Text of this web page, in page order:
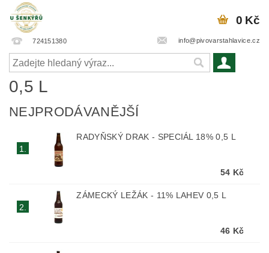
724151380 info@pivovarstahlavice.cz
0 Kč
0,5 L
NEJPRODÁVANĚJŠÍ
1.
RADYŇSKÝ DRAK - SPECIÁL 18% 0,5 L
54 Kč
2.
ZÁMECKÝ LEŽÁK - 11% LAHEV 0,5 L
46 Kč